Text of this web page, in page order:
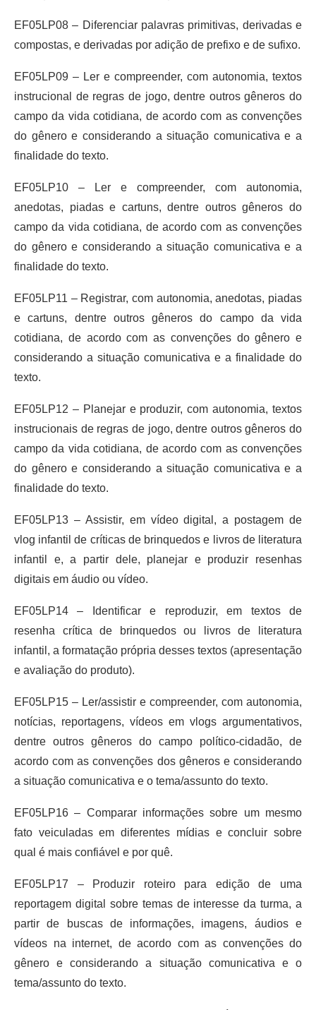
EF05LP08 – Diferenciar palavras primitivas, derivadas e
compostas, e derivadas por adição de prefixo e de sufixo.
EF05LP09 – Ler e compreender, com autonomia, textos
instrucional de regras de jogo, dentre outros gêneros do
campo da vida cotidiana, de acordo com as convenções
do gênero e considerando a situação comunicativa e a
finalidade do texto.
EF05LP10 – Ler e compreender, com autonomia,
anedotas, piadas e cartuns, dentre outros gêneros do
campo da vida cotidiana, de acordo com as convenções
do gênero e considerando a situação comunicativa e a
finalidade do texto.
EF05LP11 – Registrar, com autonomia, anedotas, piadas
e cartuns, dentre outros gêneros do campo da vida
cotidiana, de acordo com as convenções do gênero e
considerando a situação comunicativa e a finalidade do
texto.
EF05LP12 – Planejar e produzir, com autonomia, textos
instrucionais de regras de jogo, dentre outros gêneros do
campo da vida cotidiana, de acordo com as convenções
do gênero e considerando a situação comunicativa e a
finalidade do texto.
EF05LP13 – Assistir, em vídeo digital, a postagem de
vlog infantil de críticas de brinquedos e livros de literatura
infantil e, a partir dele, planejar e produzir resenhas
digitais em áudio ou vídeo.
EF05LP14 – Identificar e reproduzir, em textos de
resenha crítica de brinquedos ou livros de literatura
infantil, a formatação própria desses textos (apresentação
e avaliação do produto).
EF05LP15 – Ler/assistir e compreender, com autonomia,
notícias, reportagens, vídeos em vlogs argumentativos,
dentre outros gêneros do campo político-cidadão, de
acordo com as convenções dos gêneros e considerando
a situação comunicativa e o tema/assunto do texto.
EF05LP16 – Comparar informações sobre um mesmo
fato veiculadas em diferentes mídias e concluir sobre
qual é mais confiável e por quê.
EF05LP17 – Produzir roteiro para edição de uma
reportagem digital sobre temas de interesse da turma, a
partir de buscas de informações, imagens, áudios e
vídeos na internet, de acordo com as convenções do
gênero e considerando a situação comunicativa e o
tema/assunto do texto.